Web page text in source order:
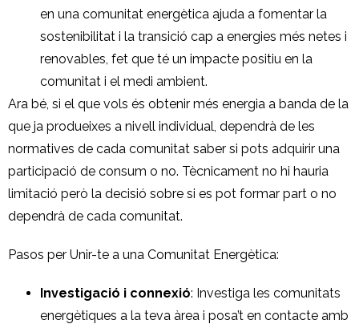
en una comunitat energètica ajuda a fomentar la
sostenibilitat i la transició cap a energies més netes i
renovables, fet que té un impacte positiu en la
comunitat i el medi ambient.
Ara bé, si el que vols és obtenir més energia a banda de la
que ja produeixes a nivell individual, dependrà de les
normatives de cada comunitat saber si pots adquirir una
participació de consum o no. Tècnicament no hi hauria
limitació però la decisió sobre si es pot formar part o no
dependrà de cada comunitat.
Pasos per Unir-te a una Comunitat Energètica:
Investigació i connexió: Investiga les comunitats
energètiques a la teva àrea i posa’t en contacte amb